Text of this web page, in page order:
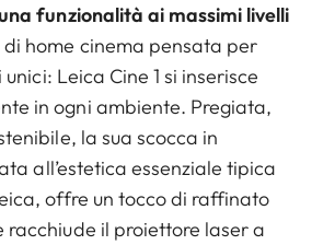
funzionalità ai massimi livelli
di home cinema pensata per
Leica Cine 1 si inserisce
in ogni ambiente. Pregiata,
la sua scocca in
all’estetica essenziale tipica
offre un tocco di raffinato
racchiude il proiettore laser a